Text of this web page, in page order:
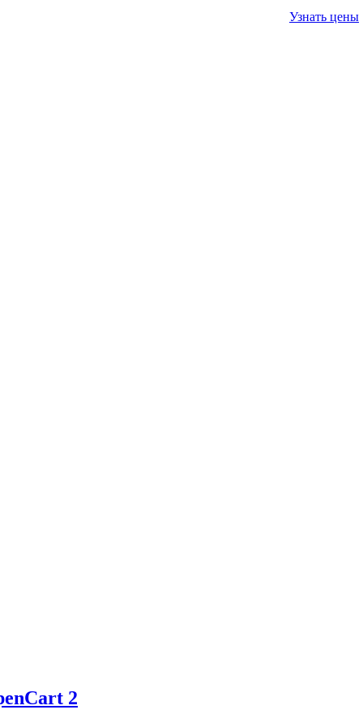
Узнать цены
2